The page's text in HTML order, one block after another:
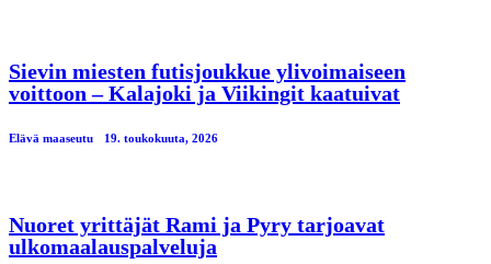
Sievin miesten futisjoukkue ylivoimaiseen
voittoon – Kalajoki ja Viikingit kaatuivat
Elävä maaseutu 19. toukokuuta, 2026
Nuoret yrittäjät Rami ja Pyry tarjoavat
ulkomaalauspalveluja